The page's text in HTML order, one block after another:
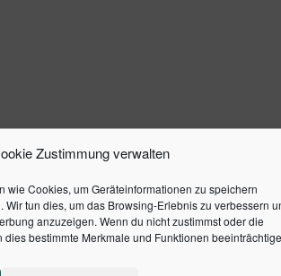
Zustimmung verwalten
wie Cookies, um Geräteinformationen zu speichern
tun dies, um das Browsing-Erlebnis zu verbessern
anzuzeigen. Wenn du nicht zustimmst oder die
dies bestimmte Merkmale und Funktionen